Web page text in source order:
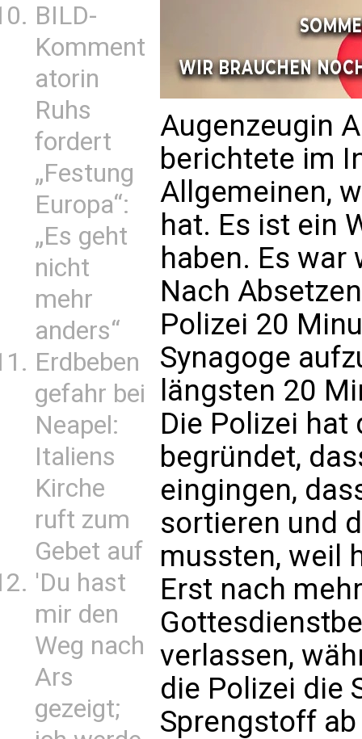
BILD-
Komment
atorin
Ruhs
fordert
„Festung
Europa“:
„Es geht
nicht
mehr
anders“
Erdbeben
gefahr bei
Neapel:
Italiens
Kirche
ruft zum
Gebet auf
'Du hast
mir den
Weg nach
Ars
gezeigt;
Augenzeugin
berichtete im
Allgemeinen,
hat. Es ist ein
haben. Es war
Nach
Polizei 20
Synagoge
längsten 20
Die Polizei
begründet,
eingingen,
sortieren und
mussten, weil
Erst nach
verlassen,
die Polizei die
Sprengstoff